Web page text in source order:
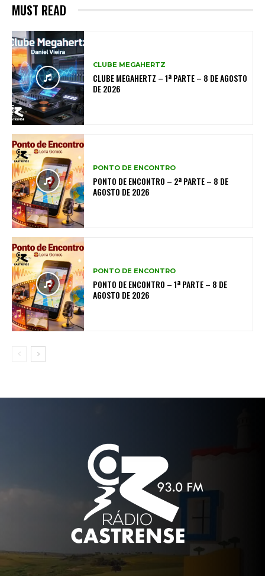
MUST READ
CLUBE MEGAHERTZ
CLUBE MEGAHERTZ – 1ª PARTE – 8 DE AGOSTO
DE 2026
PONTO DE ENCONTRO
PONTO DE ENCONTRO – 2ª PARTE – 8 DE
AGOSTO DE 2026
PONTO DE ENCONTRO
PONTO DE ENCONTRO – 1ª PARTE – 8 DE
AGOSTO DE 2026